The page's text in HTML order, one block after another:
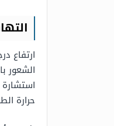
الشعور
حرارة